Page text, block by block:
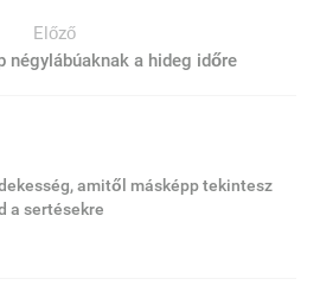
Előző
négylábúaknak a hideg időre
amitől másképp tekintesz
a sertésekre